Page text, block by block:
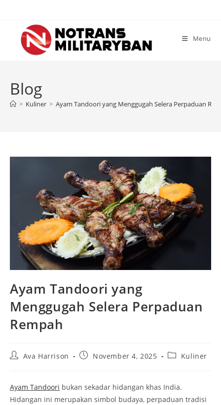
content
Menu
Blog
> Kuliner > Ayam Tandoori yang Menggugah Selera Perpaduan
Ayam Tandoori yang
Menggugah Selera Perpaduan
Rempah
PostAva Harrison
PostNovember 4, 2025
PostKuliner
Ayam Tandoori bukan sekadar hidangan khas India.
Hidangan ini merupakan simbol budaya, perpaduan tradisi